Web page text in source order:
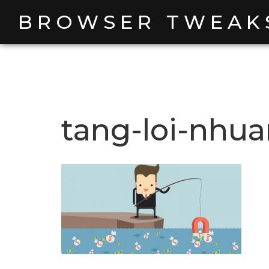
BROWSER
tang-loi-